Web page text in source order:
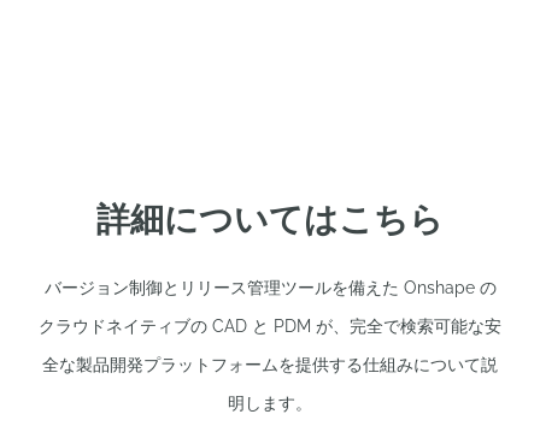
詳細についてはこちら
バージョン制御とリリース管理ツールを備えた Onshape の
クラウドネイティブの CAD と PDM が、完全で検索可能な安
全な製品開発プラットフォームを提供する仕組みについて説
明します。